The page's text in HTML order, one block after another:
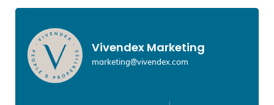
Vivendex Marketing
marketing@vivendex.com